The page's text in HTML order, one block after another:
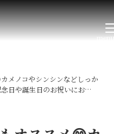
メノコやシンシンなどしっか
日や誕生日のお祝いにお…